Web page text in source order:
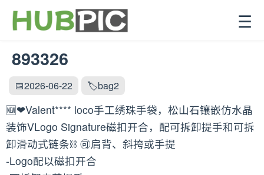
☰
893326
📅2026-06-22 🏷️bag2
🆕❤Valent**** loco手工绣珠手袋，松山石镶嵌仿水晶
装饰VLogo Signature磁扣开合，配可拆卸提手和可拆
卸滑动式链条⛓️ 🉑️肩背、斜挎或手提
-Logo配以磁扣开合